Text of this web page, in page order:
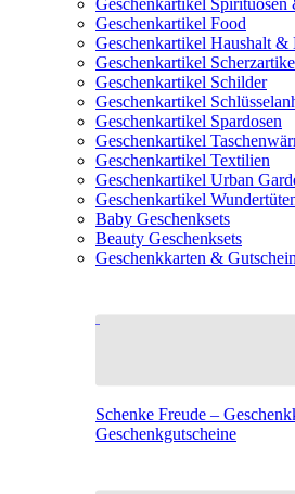
Geschenkartikel Spirituosen
Geschenkartikel Food
Geschenkartikel Haushalt &
Geschenkartikel
Geschenkartikel Schilder
Geschenkartikel
Geschenkartikel Spardosen
Geschenkartikel
Geschenkartikel Textilien
Geschenkartikel Urban
Geschenkartikel
Baby Geschenksets
Beauty Geschenksets
Geschenkkarten &
Schenke Freude –
Geschenkgutscheine